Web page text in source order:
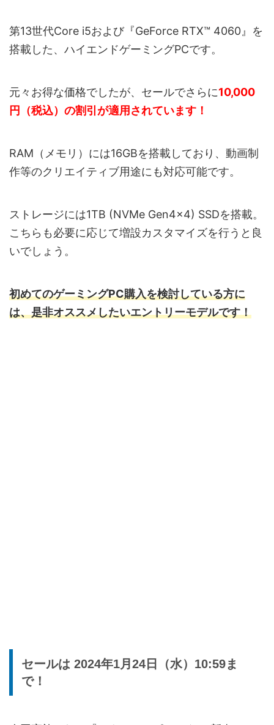
第13世代Core i5および『GeForce RTX™ 4060』を
搭載した、ハイエンドゲーミングPCです。
元々お得な価格でしたが、セールでさらに10,000
円（税込）の割引が適用されています！
RAM（メモリ）には16GBを搭載しており、動画制
作等のクリエイティブ用途にも対応可能です。
ストレージには1TB (NVMe Gen4×4) SSDを搭載。
こちらも必要に応じて増設カスタマイズを行うと良
いでしょう。
初めてのゲーミングPC購入を検討している方に
は、是非オススメしたいエントリーモデルです！
セールは 2024年1月24日（水）10:59ま
で！